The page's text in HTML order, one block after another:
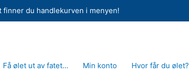
du handlekurven i menyen!
Få ølet ut av fatet… Min konto Hvor får du ølet?